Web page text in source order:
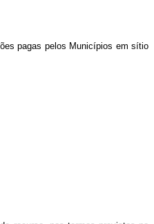
pagas pelos Municípios em sítio